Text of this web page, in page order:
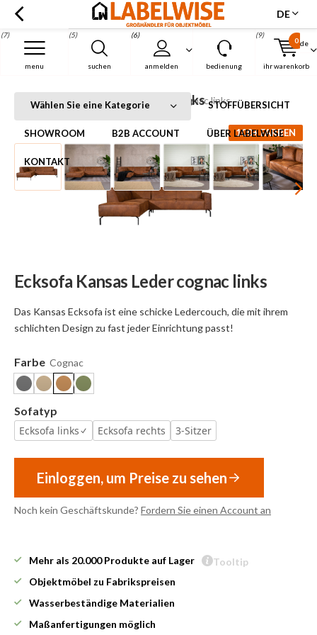
de
suchen
(5)
anmelden
(6)
menu
(7)
bedienung ihr warenkorb
0
(9)
Menu
DE
Wählen Sie eine Kategorie STOFFÜBERSICHT
SHOWROOM B2B ACCOUNT ÜBER LABELWISE
KONTAKT
Startseite Ecksofa Kansas Leder cognac links
Ecksofa Kansas Leder cognac links
100+ FARBEN
Ecksofa Kansas Leder cognac links
Das Kansas Ecksofa ist eine schicke Ledercouch, die mit ihrem
schlichten Design zu fast jeder Einrichtung passt!
Farbe Cognac
Sofatyp
Ecksofa links
Ecksofa rechts 3-Sitzer
Einloggen, um Preise zu sehen
Noch kein Geschäftskunde? Fordern Sie einen Account an
Mehr als 20.000 Produkte auf Lager
Tooltip
Objektmöbel zu Fabrikspreisen
Wasserbeständige Materialien
Maßanfertigungen möglich